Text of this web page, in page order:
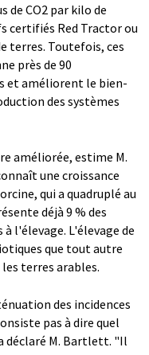
de CO2 par kilo de
certifiés Red Tractor ou
terres. Toutefois, ces
près de 90
et améliorent le bien-
des systèmes
améliorée, estime M.
une croissance
qui a quadruplé au
déjà 9 % des
à l'élevage. L'élevage de
que tout autre
terres arables.
des incidences
pas à dire quel
déclaré M. Bartlett. "Il